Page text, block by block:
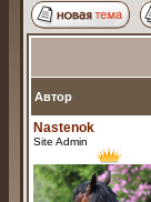
Автор
Nastenok
Site Admin